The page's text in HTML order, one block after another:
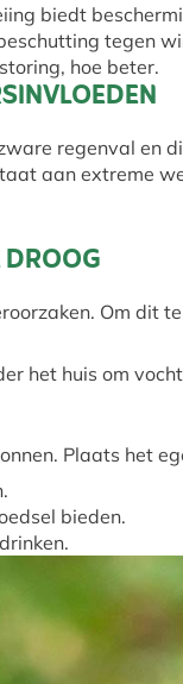
biedt
tegen
hoe beter.
regenval en
aan extreme
Om dit
het huis om
Plaats het
bieden.